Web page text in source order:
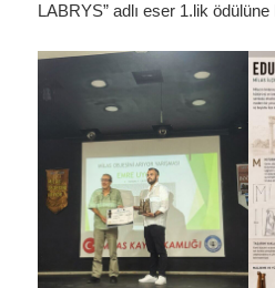
LABRYS” adlı eser 1.lik ödülüne